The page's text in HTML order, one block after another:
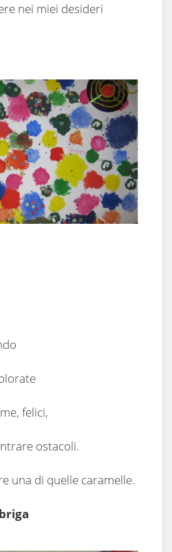
nei miei desideri
felici,
ostacoli.
una di quelle caramelle.